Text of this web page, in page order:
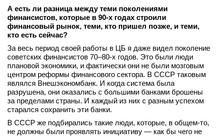
А есть ли разница между теми поколениями
финансистов, которые в 90‑х годах строили
финансовый рынок, теми, кто пришел позже, и теми,
кто есть сейчас?
За весь период своей работы в ЦБ я даже видел поколение
советских финансистов 70–80‑х годов. Это были люди
плановой экономики, и фактически они не были мозговым
центром реформы финансового сектора. В СССР таковым
являлся Внешэкономбанк. И когда система была
разрушена, они оказались с большими банками брошены
за пределами страны. И каждый из них с разным успехом
старался сохранить эти банки.
В СССР же подбирались такие люди, которые, в общем‑то,
не должны были проявлять инициативу — как бы чего не